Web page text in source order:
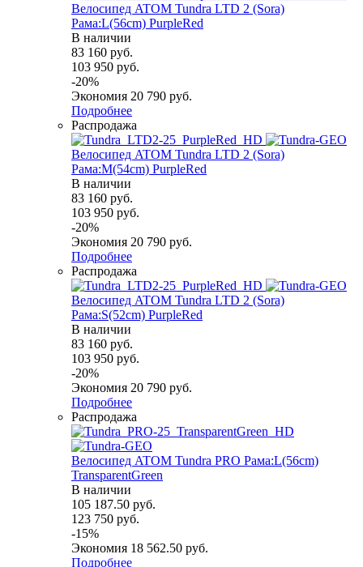
Велосипед ATOM Tundra LTD 2 (Sora)
Рама:L(56cm) PurpleRed
В наличии
83 160 руб.
103 950 руб.
-20%
Экономия 20 790 руб.
Подробнее
Распродажа
Велосипед ATOM Tundra LTD 2 (Sora)
Рама:M(54cm) PurpleRed
В наличии
83 160 руб.
103 950 руб.
-20%
Экономия 20 790 руб.
Подробнее
Распродажа
Велосипед ATOM Tundra LTD 2 (Sora)
Рама:S(52cm) PurpleRed
В наличии
83 160 руб.
103 950 руб.
-20%
Экономия 20 790 руб.
Подробнее
Распродажа
Велосипед ATOM Tundra PRO Рама:L(56cm)
TransparentGreen
В наличии
105 187.50 руб.
123 750 руб.
-15%
Экономия 18 562.50 руб.
Подробнее